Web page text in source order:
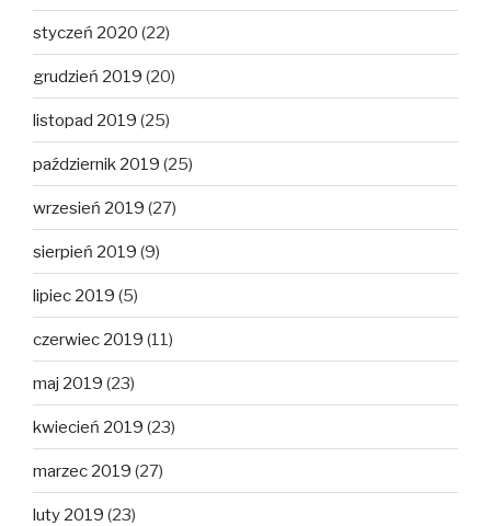
styczeń 2020 (22)
grudzień 2019 (20)
listopad 2019 (25)
październik 2019 (25)
wrzesień 2019 (27)
sierpień 2019 (9)
lipiec 2019 (5)
czerwiec 2019 (11)
maj 2019 (23)
kwiecień 2019 (23)
marzec 2019 (27)
luty 2019 (23)